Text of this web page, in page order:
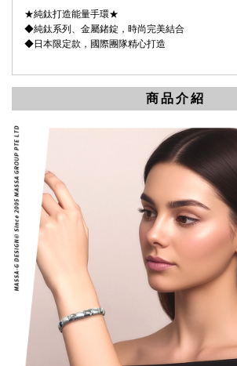
★純鈦打造能量手環★
◆純鈦系列、金屬鍺錠，時尚完美結合
◆日本限定款，國際團隊精心打造
商品介紹